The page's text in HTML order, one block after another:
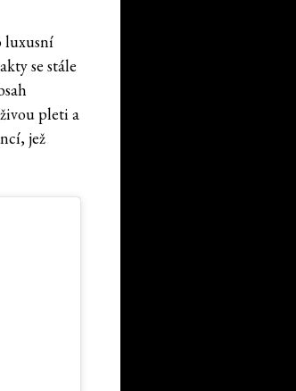
luxusní
se stále
pleti a
jež